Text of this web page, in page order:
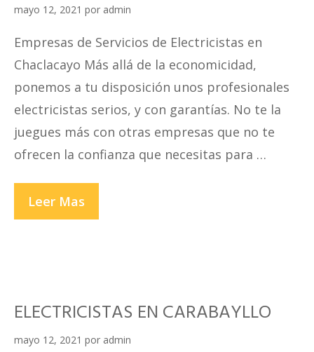
mayo 12, 2021 por admin
Empresas de Servicios de Electricistas en
Chaclacayo Más allá de la economicidad,
ponemos a tu disposición unos profesionales
electricistas serios, y con garantías. No te la
juegues más con otras empresas que no te
ofrecen la confianza que necesitas para …
Leer Mas
EN
ELECTRICISTAS EN CARABAYLLO
mayo 12, 2021 por admin